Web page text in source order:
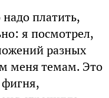
надо платить,
я посмотрел,
разных
меня темам. Это
фигня,